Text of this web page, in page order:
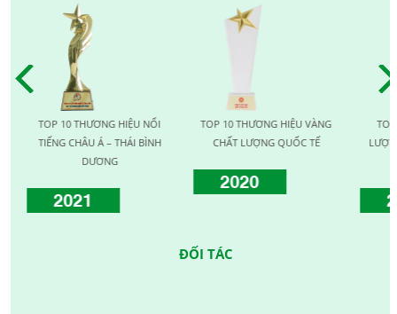
TOP 10 THƯƠNG HIỆU NỔI
TIẾNG CHÂU Á – THÁI BÌNH
DƯƠNG
2021
TOP 10 THƯƠNG HIỆU VÀNG
CHẤT LƯỢNG QUỐC TẾ
2020
TOP
ĐỐI TÁC